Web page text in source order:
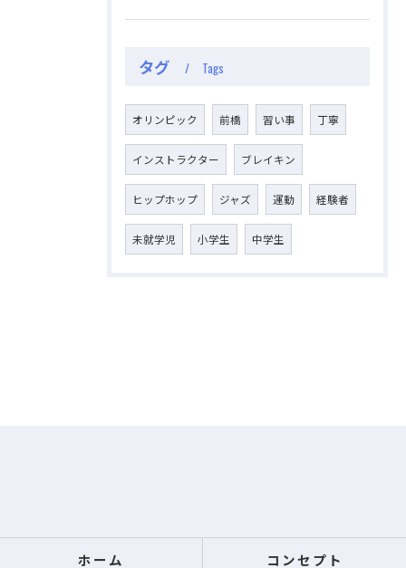
タグ Tags
オリンピック 前橋 習い事 丁寧
インストラクター ブレイキン
ヒップホップ ジャズ 運動 経験者
未就学児 小学生 中学生
ホーム コンセプト